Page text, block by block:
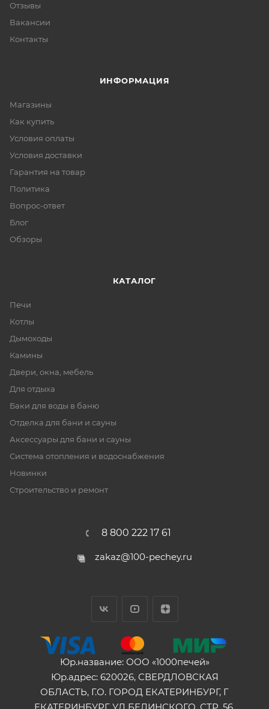
Отзывы
Вакансии
Контакты
ИНФОРМАЦИЯ
Магазины
Как купить
Условия оплаты
Условия доставки
Гарантия на товар
Политика
Вопрос-ответ
Блог
Обзоры
КАТАЛОГ
Печи
Котлы
Дымоходы
Камины
Двери, окна, мебель
Для отдыха
Баки для воды в баню
Отделка для бани и сауны
Аксессуары для бани и сауны
Система отопления и водоснабжения
Новинки
Строительство и ремонт
8 800 222 17 61
zakaz@100-pechey.ru
Юр.название: ООО «1000печей»
Юр.адрес: 620026, СВЕРДЛОВСКАЯ
ОБЛАСТЬ, Г.О. ГОРОД ЕКАТЕРИНБУРГ, Г